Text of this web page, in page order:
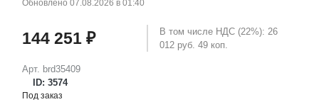
Арт. brd35409
ID: 3574
Обновлено 07.08.2026 в 01:40
144 251 ₽
В том числе НДС (22%): 26
012 руб. 49 коп.
Под заказ